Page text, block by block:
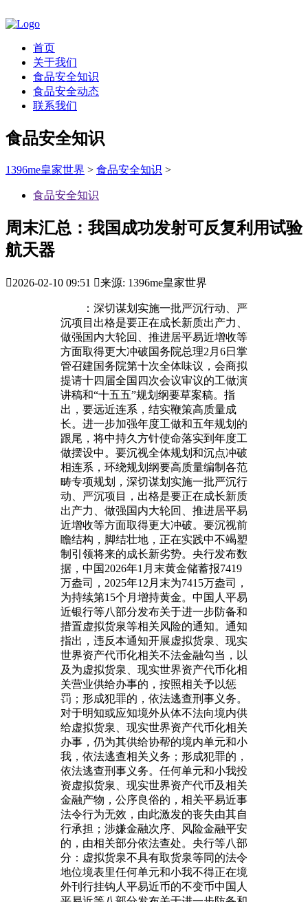
首页
关于我们
食品安全知识
食品安全动态
联系我们
食品安全知识
1396me皇家世界 > 食品安全知识 >
食品安全知识
周末汇总：我国成功发射可反复利用试验
航天器
2026-02-10 09:51 来源: 1396me皇家世界
：深切谋划实施一批严沉行动、严
沉项目出格是要正在成长新质出产力、
做强国内大轮回、推进居平易近增收等
方面取得更大冲破国务院总理2月6日掌
管召建国务院第十次全体味议，会商拟
提请十四届全国四次会议审议的工做演
讲稿和“十五五”规划纲要草案稿。指
出，要远近连系，结实鞭策高质量成
长。进一步加强年度工做和五年规划的
跟尾，将中持久方针使命落实到年度工
做摆设中。要沉视全体规划和沉点冲破
相连系，环绕规划纲要高质量编制各范
畴专项规划，深切谋划实施一批严沉行
动、严沉项目，出格是要正在成长新质
出产力、做强国内大轮回、推进居平易
近增收等方面取得更大冲破。要沉视前
瞻结构，脚结壮地，正在实践中不竭塑
制引领将来的成长新劣势。央行发布数
据，中国2026年1月末黄金储蓄报7419
万盎司，2025年12月末为7415万盎司，
为持续第15个月增持黄金。中国人平易
近银行等八部分发布关于进一步防备和
措置虚拟货泉等相关风险的通知。通知
指出，违反本通知开展虚拟货泉、现实
世界资产代币化相关不法金融勾当，以
及为虚拟货泉、现实世界资产代币化相
关营业供给办事的，按照相关予以惩
罚；形成犯罪的，依法逃查刑事义务。
对于明知或应知境外从体不法向境内供
给虚拟货泉、现实世界资产代币化相关
办事，仍为其供给协帮的境内单元和小
我，依法逃查相关义务；形成犯罪的，
依法逃查刑事义务。任何单元和小我投
资虚拟货泉、现实世界资产代币及相关
金融产物，公序良俗的，相关平易近事
法令行为无效，由此激发的丧失由其自
行承担；涉嫌金融次序、风险金融平安
的，由相关部分依法查处。央行等八部
分：虚拟货泉不具有取货泉等同的法令
地位境表里任何单元和小我不得正在境
外刊行挂钩人平易近币的不变币中国人